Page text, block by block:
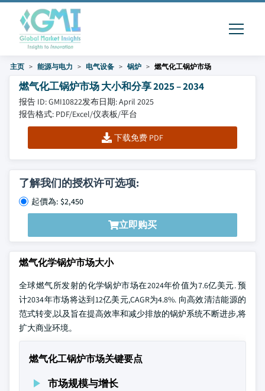
主页 能源与电力 电气设备 锅炉 燃气化工锅炉市场
燃气化工锅炉市场 大小和分享 2025 – 2034
报告 ID: GMI10822发布日期: April 2025
报告格式: PDF/Excel/仪表板/平台
下载免费 PDF
了解我们的授权许可选项:
起價為: $2,450
立即购买
燃气化学锅炉市场大小
全球燃气所发射的化学锅炉市场在2024年价值为7.6亿美元. 预
计2034年市场将达到12亿美元,CAGR为4.8%. 向高效清洁能源的
范式转变,以及旨在提高效率和减少排放的锅炉系统不断进步,将
扩大商业环境。
燃气化工锅炉市场关键要点
市场规模与增长